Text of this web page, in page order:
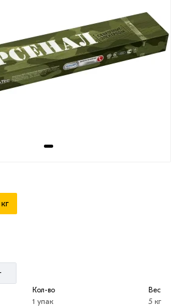
Кол-во
1 упак
Вес
5 кг